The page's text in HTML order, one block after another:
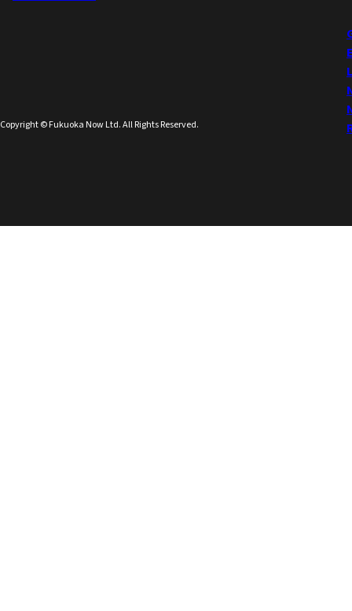
Copyright © Fukuoka Now Ltd. All Rights Reserved.